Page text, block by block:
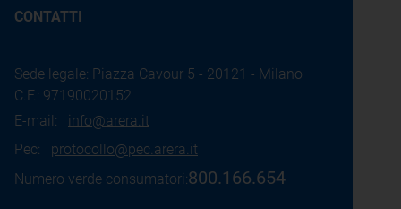
CONTATTI
Sede legale: Piazza Cavour 5 - 20121 - Milano
C.F.: 97190020152
E-mail: info@arera.it
Pec: protocollo@pec.arera.it
Numero verde consumatori:800.166.654